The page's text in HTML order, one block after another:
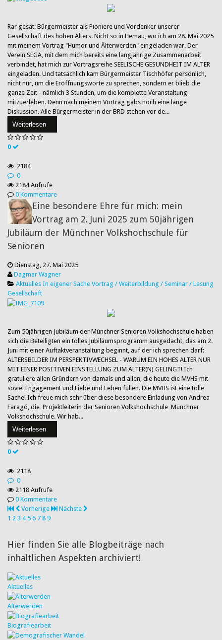
Rar gesät: Bürgermeister als Pioniere und Vordenker unserer
Gesellschaft des hohen Alters. Nicht so in Hemau, wo ich am 28. Mai 2025
mit meinem Vortrag "Humor und Älterwerden" eingeladen war. Der
Verein SEGA, mit dem mich bereits eine langjährige Zusammenarbeit
verbindet, hat mich zur Vortragsreihe SEELISCHE GESUNDHEIT IM ALTER
eingeladen. Und tatsächlich kam Bürgermeister Tischhöfer persönlich,
nicht nur, um die Eröffnungsworte zu sprechen, sondern er blieb die
ganze Zeit - nämlich 3 Stunden, um die komplette Veranstaltung
mitzuerleben. Denn nach meinem Vortrag gabs noch eine lange
Diskussion. Alle Bürgermeister in der BRD stehen vor de...
Weiterlesen
0
2184
0
2184 Aufrufe
0 Kommentare
Eine besondere Ehre für mich: mein
Vortrag am 2. Juni 2025 zum 50jährigen
Jubiläum der Münchner Volkshochschule für
Senioren
Dienstag, 27. Mai 2025
Dagmar Wagner
Aktuelles In eigener Sache Vortrag / Weiterbildung / Seminar / Lesung
Gesellschaft
​Zum 50jährigen Jubiläum der Münchner Senioren Volkshochschule haben
sich die Beteiligten ein tolles Jubiläumsprogramm ausgedacht, das am 2.
Juni mit einer Auftaktveranstaltung beginnt, auf der ich sprechen darf:
ALTERSBILDER IM PERSPEKTIVWECHSEL - WARUM EIN HOHES ALTER NUR
MIT EINER POSITIVEN EINSTELLUNG ZUM ALTER(N) GELINGT! Ich
gratuliere allen Gründern von damals und allen, die heute die MVHS mit
soviel Engagement und Liebe und Leben füllen. Die MVHS ist eine tolle
Sache! Ich freue mich sehr über diese besondere Einladung von Andrea
Faragó, die Projektleiterin der Senioren Volkshochschule Münchner
Volkshochschule. Wir hab...
Weiterlesen
0
2118
0
2118 Aufrufe
0 Kommentare
Vorherige
Nächste
1 2 3 4 5 6 7 8 9
Hier finden Sie alle Blogbeiträge nach
inhaltlichen Aspekten archiviert!
Aktuelles
Älterwerden
Biografiearbeit